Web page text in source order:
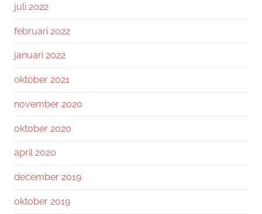
juli 2022
februari 2022
januari 2022
oktober 2021
november 2020
oktober 2020
april 2020
december 2019
oktober 2019